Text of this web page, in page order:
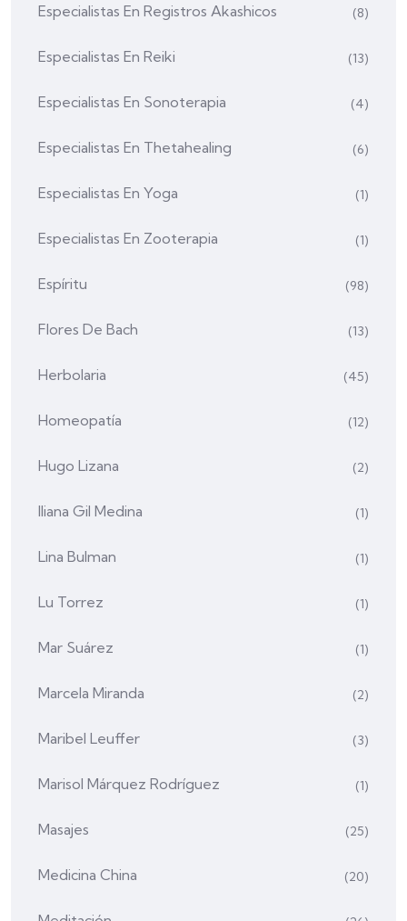
Especialistas En Registros Akashicos (8)
Especialistas En Reiki (13)
Especialistas En Sonoterapia (4)
Especialistas En Thetahealing (6)
Especialistas En Yoga (1)
Especialistas En Zooterapia (1)
Espíritu (98)
Flores De Bach (13)
Herbolaria (45)
Homeopatía (12)
Hugo Lizana (2)
Iliana Gil Medina (1)
Lina Bulman (1)
Lu Torrez (1)
Mar Suárez (1)
Marcela Miranda (2)
Maribel Leuffer (3)
Marisol Márquez Rodríguez (1)
Masajes (25)
Medicina China (20)